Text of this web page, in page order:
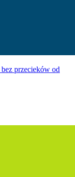
przecieków od